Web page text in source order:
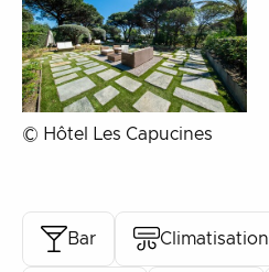
© Hôtel Les Capucines
Bar Climatisation